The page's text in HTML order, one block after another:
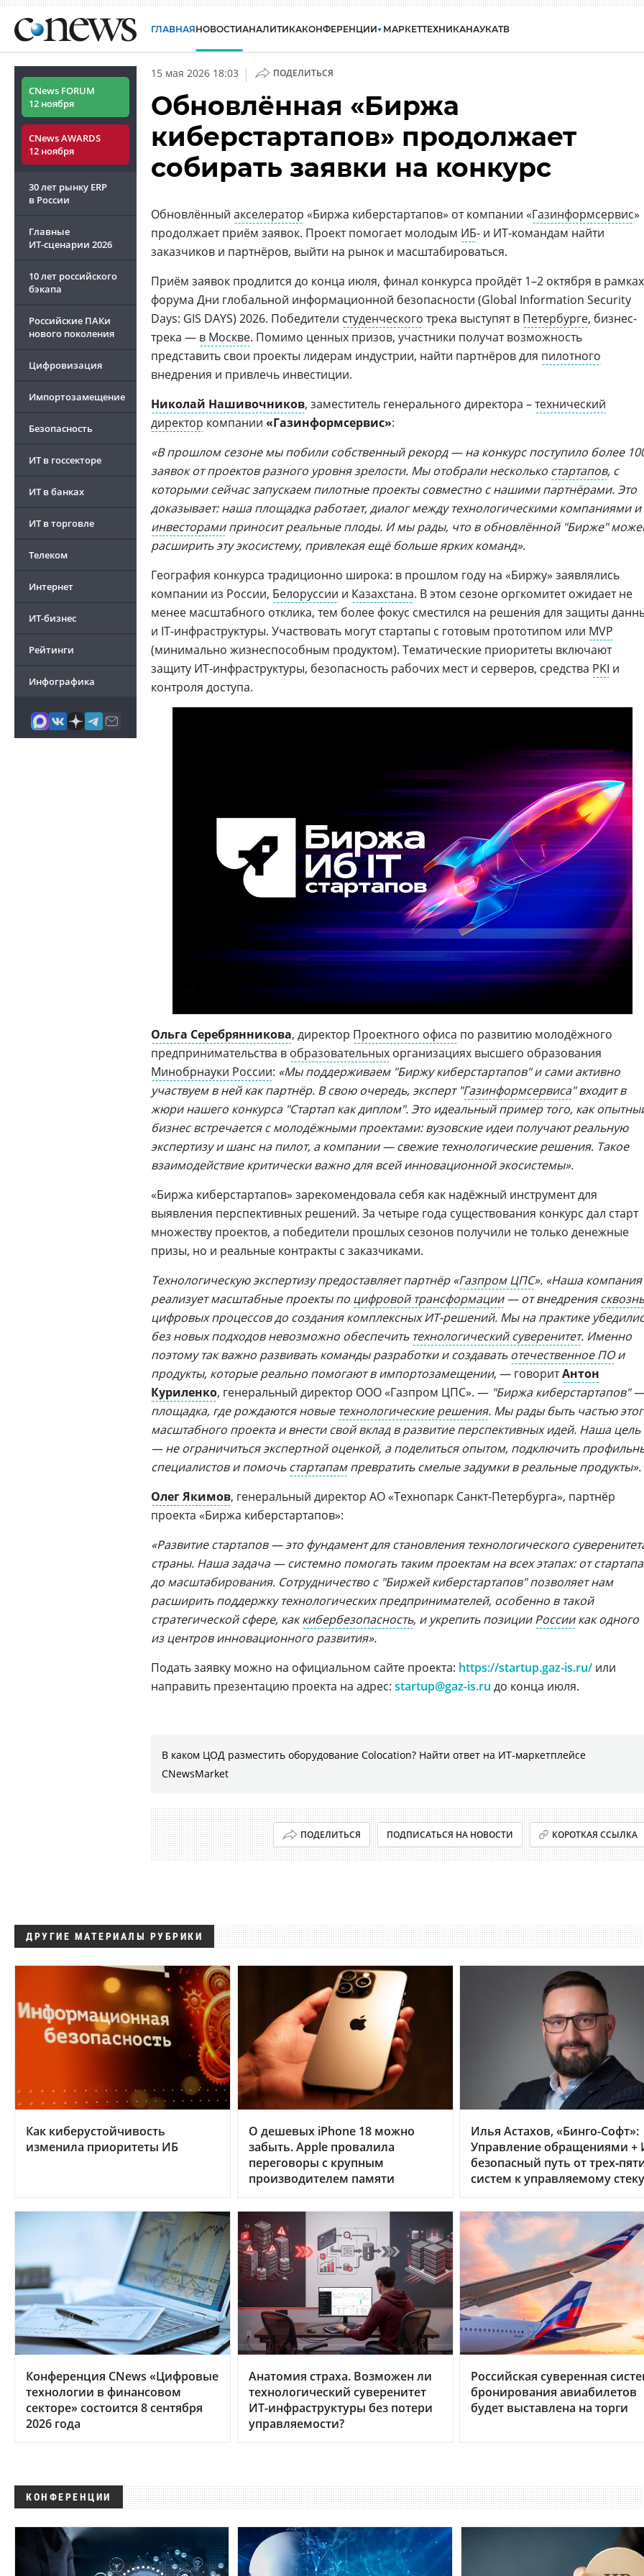
ГЛАВНАЯНОВОСТИАНАЛИТИКАКОНФЕРЕНЦИИ МАРКЕТТЕХНИКАНАУКАТВ
CNews FORUM
12 ноября
CNews AWARDS
12 ноября
30 лет рынку ERP
в России
Главные
ИТ-сценарии 2026
10 лет российского
бэкапа
Российские ПАКи
нового поколения
Цифровизация
Импортозамещение
Безопасность
ИТ в госсекторе
ИТ в банках
ИТ в торговле
Телеком
Интернет
ИТ-бизнес
Рейтинги
Инфографика
15 мая 2026 18:03 | ПОДЕЛИТЬСЯ
Обновлённая «Биржа
киберстартапов» продолжает
собирать заявки на конкурс
Обновлённый акселератор «Биржа киберстартапов» от компании «Газинформсервис»
продолжает приём заявок. Проект помогает молодым ИБ- и ИТ-командам найти
заказчиков и партнёров, выйти на рынок и масштабироваться.
Приём заявок продлится до конца июля, финал конкурса пройдёт 1–2 октября в рамках
форума Дни глобальной информационной безопасности (Global Information Security
Days: GIS DAYS) 2026. Победители студенческого трека выступят в Петербурге, бизнес-
трека — в Москве. Помимо ценных призов, участники получат возможность
представить свои проекты лидерам индустрии, найти партнёров для пилотного
внедрения и привлечь инвестиции.
Николай Нашивочников, заместитель генерального директора –технический
директор компании «Газинформсервис»:
«В прошлом сезоне мы побили собственный рекорд — на конкурс поступило более
заявок от проектов разного уровня зрелости. Мы отобрали несколько стартапов, с
которыми сейчас запускаем пилотные проекты совместно с нашими партнёрами. Это
доказывает: наша площадка работает, диалог между технологическими компаниями и
инвесторамиприносит реальные плоды. И мы рады, что в обновлённой "Бирже"
расширить эту экосистему, привлекая ещё больше ярких команд».
География конкурса традиционно широка: в прошлом году на «Биржу» заявлялись
компании из России, Белоруссии и Казахстана. В этом сезоне оргкомитет ожидает не
менее масштабного отклика, тем более фокус сместился на решения для защиты
и IT-инфраструктуры. Участвовать могут стартапы с готовым прототипом или MVP
(минимально жизнеспособным продуктом). Тематические приоритеты включают
защиту ИТ-инфраструктуры, безопасность рабочих мест и серверов, средства PKI и
контроля доступа.
Ольга Серебрянникова, директор Проектного офиса по развитию молодёжного
предпринимательства в образовательных организациях высшего образования
Минобрнауки России: «Мы поддерживаем "Биржу киберстартапов" и сами активно
участвуем в ней как партнёр. В свою очередь, эксперт "Газинформсервиса" входит в
жюри нашего конкурса "Стартап как диплом". Это идеальный пример того, как
бизнес встречается с молодёжными проектами: вузовские идеи получают реальную
экспертизу и шанс на пилот, а компании — свежие технологические решения. Такое
взаимодействие критически важно для всей инновационной экосистемы».
«Биржа киберстартапов» зарекомендовала себя как надёжный инструмент для
выявления перспективных решений. За четыре года существования конкурс дал старт
множеству проектов, а победители прошлых сезонов получили не только денежные
призы, но и реальные контракты с заказчиками.
Технологическую экспертизу предоставляет партнёр «Газпром ЦПС». «Наша компания
реализует масштабные проекты по цифровой трансформации— от внедрения
цифровых процессов до создания комплексных ИТ-решений. Мы на практике
без новых подходов невозможно обеспечить технологический суверенитет. Именно
поэтому так важно развивать команды разработки и создаватьотечественное ПОи
продукты, которые реально помогают в импортозамещении, — говоритАнтон
Куриленко, генеральный директор ООО «Газпром ЦПС». — "Биржа киберстартапов" —
площадка, где рождаются новые технологические решения. Мы рады быть частью
масштабного проекта и внести свой вклад в развитие перспективных идей. Наша цель
— не ограничиться экспертной оценкой, а поделиться опытом, подключить
специалистов и помочьстартапампревратить смелые задумки в реальные продукты».
Олег Якимов, генеральный директор АО «Технопарк Санкт-Петербурга», партнёр
проекта «Биржа киберстартапов»:
«Развитие стартапов — это фундамент для становления технологического
страны. Наша задача — системно помогать таким проектам на всех этапах: от стартапа
до масштабирования. Сотрудничество с "Биржей киберстартапов" позволяет нам
расширить поддержку технологических предпринимателей, особенно в такой
стратегической сфере, каккибербезопасность, и укрепить позицииРоссиикак одного
из центров инновационного развития».
Подать заявку можно на официальном сайте проекта: https://startup.gaz-is.ru/ или
направить презентацию проекта на адрес: startup@gaz-is.ru до конца июля.
В каком ЦОД разместить оборудование Colocation? Найти ответ на ИТ-маркетплейсе
CNewsMarket
ПОДЕЛИТЬСЯ ПОДПИСАТЬСЯ НА НОВОСТИ КОРОТКАЯ ССЫЛКА
ДРУГИЕ МАТЕРИАЛЫ РУБРИКИ
Как киберустойчивость
изменила приоритеты ИБ
О дешевых iPhone 18 можно
забыть. Apple провалила
переговоры с крупным
производителем памяти
Илья Астахов, «Бинго-Софт»:
Управление обращениями +
безопасный путь от
систем к управляемому стеку
Конференция CNews «Цифровые
технологии в финансовом
секторе» состоится 8 сентября
2026 года
Анатомия страха. Возможен ли
технологический суверенитет
ИТ-инфраструктуры без потери
управляемости?
Российская суверенная
бронирования авиабилетов
будет выставлена на торги
КОНФЕРЕНЦИИ